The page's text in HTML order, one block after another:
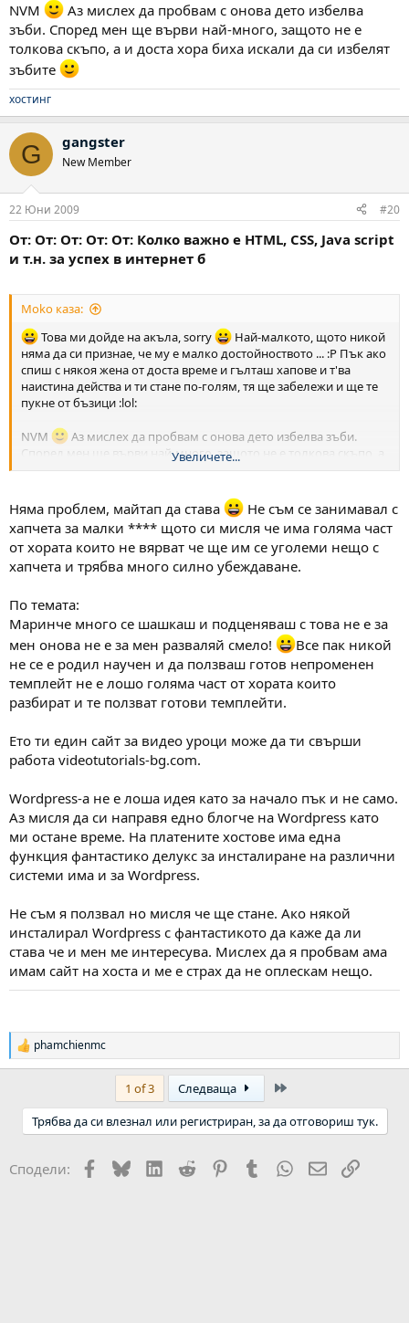
NVM
Аз мислех да пробвам с онова дето избелва
зъби. Според мен ще върви най-много, защото не е
толкова скъпо, а и доста хора биха искали да си избелят
зъбите
хостинг
G gangster
New Member
22 Юни 2009 #20
От: От: От: От: От: Колко важно е HTML, CSS, Java script
и т.н. за успех в интернет б
Moko каза:
Това ми дойде на акъла, sorry
Най-малкото, щото никой
няма да си признае, че му е малко достойноството ... :Р Пък ако
спиш с някоя жена от доста време и гълташ хапове и т'ва
наистина действа и ти стане по-голям, тя ще забележи и ще те
пукне от бъзици :lol:
NVM
Аз мислех да пробвам с онова дето избелва зъби.
Според мен ще върви най-много, защото не е толкова скъпо, а
и доста хора биха искали да си избелят зъбите
Увеличете...
Няма проблем, майтап да става
Не съм се занимавал с
хапчета за малки **** щото си мисля че има голяма част
от хората които не вярват че ще им се уголеми нещо с
хапчета и трябва много силно убеждаване.
По темата:
Маринче много се шашкаш и подценяваш с това не е за
мен онова не е за мен разваляй смело!
Все пак никой
не се е родил научен и да ползваш готов непроменен
темплейт не е лошо голяма част от хората които
разбират и те ползват готови темплейти.
Ето ти един сайт за видео уроци може да ти свърши
работа videotutorials-bg.com.
Wordpress-а не е лоша идея като за начало пък и не само.
Аз мисля да си направя едно блогче на Wordpress като
ми остане време. На платените хостове има една
функция фантастико делукс за инсталиране на различни
системи има и за Wordpress.
Не съм я ползвал но мисля че ще стане. Ако някой
инсталирал Wordpress с фантастикото да каже да ли
става че и мен ме интересува. Мислех да я пробвам ама
имам сайт на хоста и ме е страх да не оплескам нещо.
Р
е
phamchienmc
1 of 3 Следваща
Трябва да си влезнал или регистриран, за да отговориш тук.
Сподели: Facebook
BlueskyLinkedIn
Reddit PinterestTumblr WhatsApp
EmailLink